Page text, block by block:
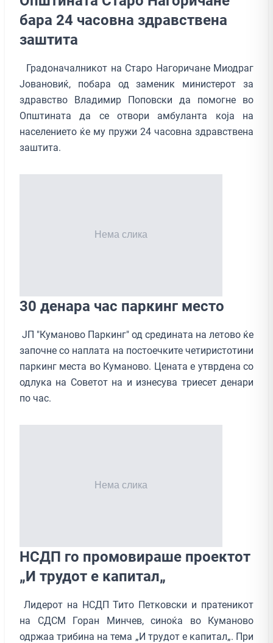
бара 24 часовна здравствена
заштита
Градоначалникот на Старо Нагоричане Миодраг
Јовановиќ, побара од заменик министерот за
здравство Владимир Поповски да помогне во
Општината да се отвори амбуланта која на
населението ќе му пружи 24 часовна здравствена
заштита.
30 денара час паркинг место
ЈП "Куманово Паркинг" од средината на летово ќе
започне со наплата на постоечките четиристотини
паркинг места во Куманово. Цената е утврдена со
одлука на Советот на и изнесува триесет денари
по час.
НСДП го промовираше проектот
„И трудот е капитал„
Лидерот на НСДП Тито Петковски и пратеникот
на СДСМ Горан Минчев, синоќа во Куманово
одржаа трибина на тема „И трудот е капитал„. При